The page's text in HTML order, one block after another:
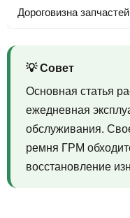
Дороговизна запчастей
💡 Совет
Основная статья
ежедневная
обслуживания.
ремня ГРМ
восстановление